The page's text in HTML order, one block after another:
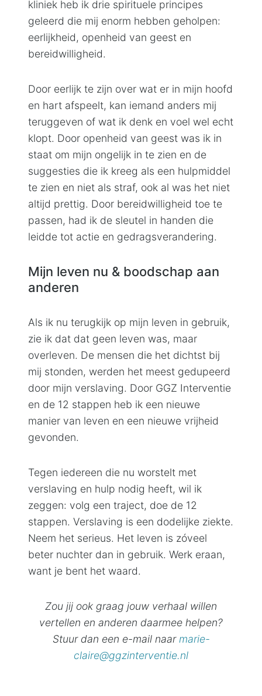
kliniek heb ik drie spirituele principes
geleerd die mij enorm hebben geholpen:
eerlijkheid, openheid van geest en
bereidwilligheid.
Door eerlijk te zijn over wat er in mijn hoofd
en hart afspeelt, kan iemand anders mij
teruggeven of wat ik denk en voel wel echt
klopt. Door openheid van geest was ik in
staat om mijn ongelijk in te zien en de
suggesties die ik kreeg als een hulpmiddel
te zien en niet als straf, ook al was het niet
altijd prettig. Door bereidwilligheid toe te
passen, had ik de sleutel in handen die
leidde tot actie en gedragsverandering.
Mijn leven nu & boodschap aan
anderen
Als ik nu terugkijk op mijn leven in gebruik,
zie ik dat dat geen leven was, maar
overleven. De mensen die het dichtst bij
mij stonden, werden het meest gedupeerd
door mijn verslaving. Door GGZ Interventie
en de 12 stappen heb ik een nieuwe
manier van leven en een nieuwe vrijheid
gevonden.
Tegen iedereen die nu worstelt met
verslaving en hulp nodig heeft, wil ik
zeggen: volg een traject, doe de 12
stappen. Verslaving is een dodelijke ziekte.
Neem het serieus. Het leven is zóveel
beter nuchter dan in gebruik. Werk eraan,
want je bent het waard.
Zou jij ook graag jouw verhaal willen
vertellen en anderen daarmee helpen?
Stuur dan een e-mail naarmarie-
claire@ggzinterventie.nl